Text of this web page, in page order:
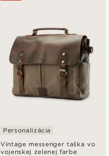
Vintage messenger taška vo
vojenskej zelenej farbe
Personalizácia